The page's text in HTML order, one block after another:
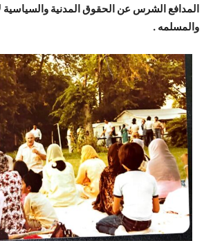
المدافع الشرس عن الحقوق المدنية والسياسية
والمسلمه .